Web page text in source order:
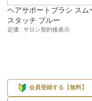
ヘアサポートブラシ スム
スタッチ ブルー
定価 : サロン契約後表示
会員登録する【無料】